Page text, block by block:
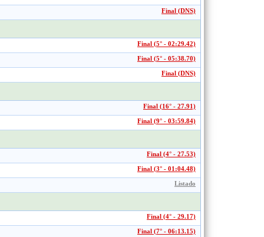
Final (DNS)
Final (5° - 02:29.42)
Final (5° - 05:38.70)
Final (DNS)
Final (16° - 27.91)
Final (9° - 03:59.84)
Final (4° - 27.53)
Final (3° - 01:04.48)
Listado
Final (4° - 29.17)
Final (7° - 06:13.15)